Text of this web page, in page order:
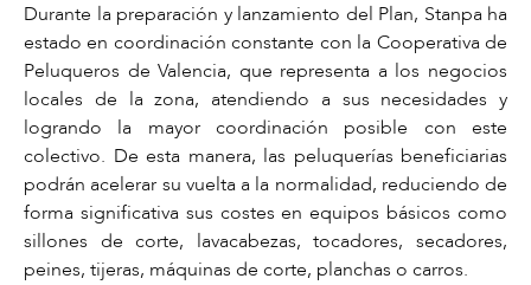
Durante la preparación y lanzamiento del Plan, Stanpa ha
estado en coordinación constante con la Cooperativa de
Peluqueros de Valencia, que representa a los negocios
locales de la zona, atendiendo a sus necesidades y
logrando la mayor coordinación posible con este
colectivo. De esta manera, las peluquerías beneficiarias
podrán acelerar su vuelta a la normalidad, reduciendo de
forma significativa sus costes en equipos básicos como
sillones de corte, lavacabezas, tocadores, secadores,
peines, tijeras, máquinas de corte, planchas o carros.